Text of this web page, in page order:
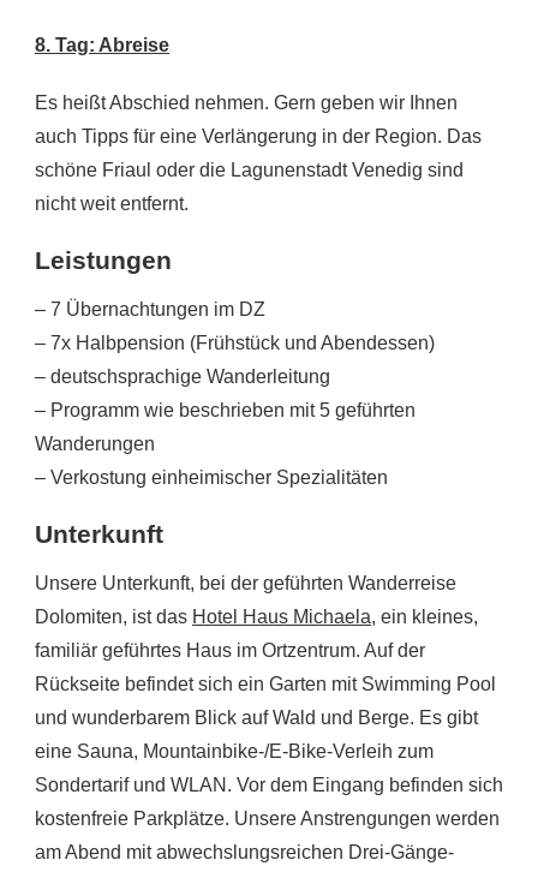
8. Tag: Abreise
Es heißt Abschied nehmen. Gern geben wir Ihnen
auch Tipps für eine Verlängerung in der Region. Das
schöne Friaul oder die Lagunenstadt Venedig sind
nicht weit entfernt.
Leistungen
– 7 Übernachtungen im DZ
– 7x Halbpension (Frühstück und Abendessen)
– deutschsprachige Wander­leitung
– Programm wie beschrieben mit 5 geführten
Wanderungen
– Verkostung einheimischer Spezialitäten
Unterkunft
Unsere Unterkunft, bei der geführten Wanderreise
Dolomiten, ist das Hotel Haus Michaela, ein kleines,
familiär geführtes Haus im Ortzentrum. Auf der
Rückseite befindet sich ein Garten mit Swimming Pool
und wunderbarem Blick auf Wald und Berge. Es gibt
eine Sauna, Mountainbike-/E-Bike-Verleih zum
Sondertarif und WLAN. Vor dem Eingang befinden sich
kostenfreie Parkplätze. Unsere Anstrengungen werden
am Abend mit abwechslungsreichen Drei-Gänge-